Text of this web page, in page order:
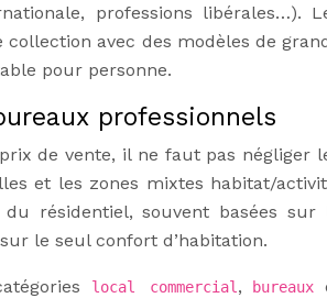
professions libérales…).
avec des modèles de
pour personne.
professionnels
de vente, il ne faut pas négliger
et les zones mixtes habitat/
résidentiel, souvent basées sur
le seul confort d’habitation.
local commercial , bureaux